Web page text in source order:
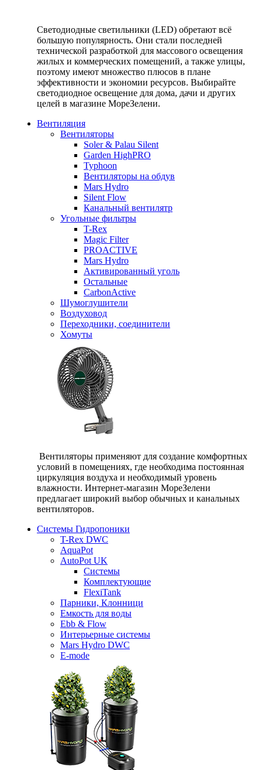
Светодиодные светильники (LED) обретают всё
большую популярность. Они стали последней
технической разработкой для массового освещения
жилых и коммерческих помещений, а также улицы,
поэтому имеют множество плюсов в плане
эффективности и экономии ресурсов. Выбирайте
светодиодное освещение для дома, дачи и других
целей в магазине МореЗелени.
Вентиляция
Вентиляторы
Soler & Palau Silent
Garden HighPRO
Typhoon
Вентиляторы на обдув
Mars Hydro
Silent Flow
Канальный вентилятр
Угольные фильтры
T-Rex
Magic Filter
PROACTIVE
Mars Hydro
Активированный уголь
Остальные
CarbonActive
Шумоглушители
Воздуховод
Переходники, соединители
Хомуты
Вентиляторы применяют для создание комфортных
условий в помещениях, где необходима постоянная
циркуляция воздуха и необходимый уровень
влажности. Интернет-магазин МореЗелени
предлагает широкий выбор обычных и канальных
вентиляторов.
Системы Гидропоники
T-Rex DWC
AquaPot
AutoPot UK
Системы
Комплектующие
FlexiTank
Парники, Клонници
Емкость для воды
Ebb & Flow
Интерьерные системы
Mars Hydro DWC
E-mode